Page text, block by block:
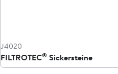
J4020
FILTROTEC® Sickersteine